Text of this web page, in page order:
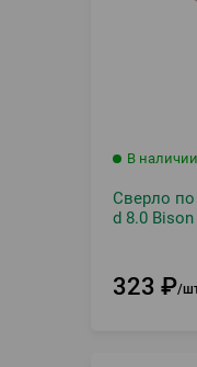
В наличии
Сверло
d 8.0 Bison
323 ₽